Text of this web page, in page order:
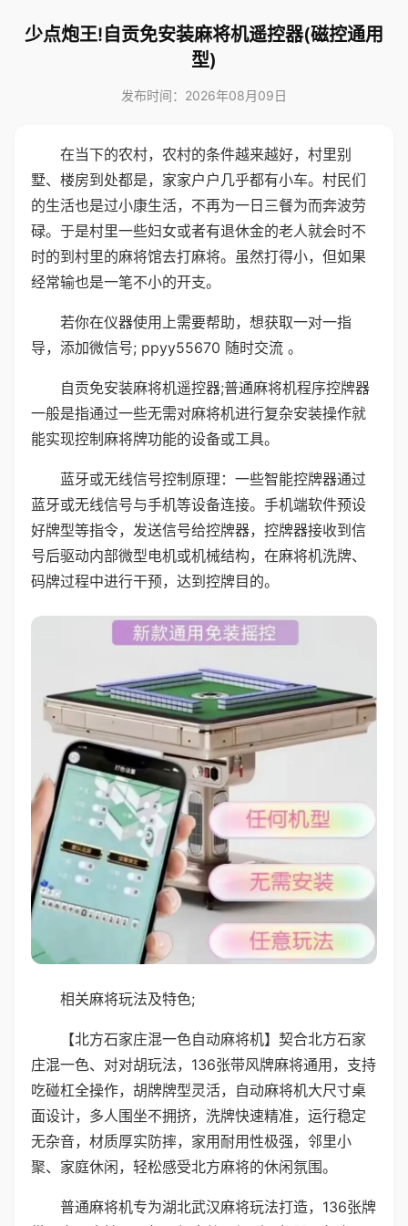
少点炮王!自贡免安装麻将机遥控器(磁控通用
型)
发布时间：2026年08月09日
在当下的农村，农村的条件越来越好，村里别
墅、楼房到处都是，家家户户几乎都有小车。村民们
的生活也是过小康生活，不再为一日三餐为而奔波劳
碌。于是村里一些妇女或者有退休金的老人就会时不
时的到村里的麻将馆去打麻将。虽然打得小，但如果
经常输也是一笔不小的开支。
若你在仪器使用上需要帮助，想获取一对一指
导，添加微信号; ppyy55670 随时交流 。
自贡免安装麻将机遥控器;普通麻将机程序控牌器
一般是指通过一些无需对麻将机进行复杂安装操作就
能实现控制麻将牌功能的设备或工具。
蓝牙或无线信号控制原理：一些智能控牌器通过
蓝牙或无线信号与手机等设备连接。手机端软件预设
好牌型等指令，发送信号给控牌器，控牌器接收到信
号后驱动内部微型电机或机械结构，在麻将机洗牌、
码牌过程中进行干预，达到控牌目的。
相关麻将玩法及特色;
【北方石家庄混一色自动麻将机】契合北方石家
庄混一色、对对胡玩法，136张带风牌麻将通用，支持
吃碰杠全操作，胡牌牌型灵活，自动麻将机大尺寸桌
面设计，多人围坐不拥挤，洗牌快速精准，运行稳定
无杂音，材质厚实防摔，家用耐用性极强，邻里小
聚、家庭休闲，轻松感受北方麻将的休闲氛围。
普通麻将机专为湖北武汉麻将玩法打造，136张牌